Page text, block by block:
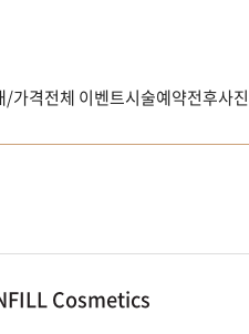
/가격전체 이벤트시술예약전후사진
Cosmetics